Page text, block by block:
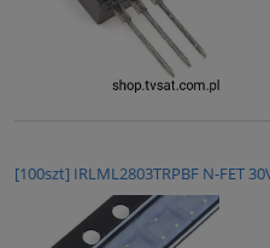
[100szt] IRLML2803TRPBF N-FET